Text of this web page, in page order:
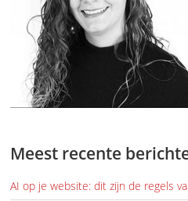
Meest recente
AI op je website: dit zijn de regels